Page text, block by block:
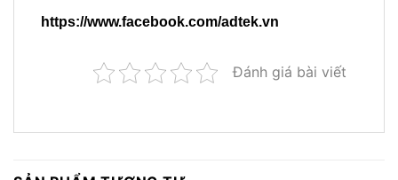
https://www.facebook.com/adtek.vn
Đánh giá bài viết